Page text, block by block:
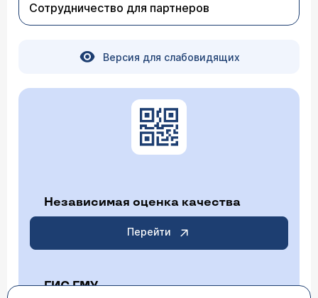
Сотрудничество для партнеров
Версия для слабовидящих
Независимая оценка качества
Перейти
ГИС ГМУ